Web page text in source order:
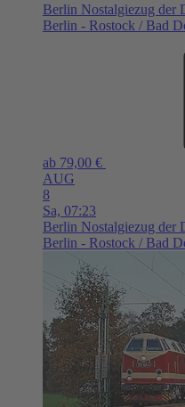
Berlin Nostalgiezug der
Berlin - Rostock / Bad
ab 79,00 €
AUG
8
Sa, 07:23
Berlin Nostalgiezug der
Berlin - Rostock / Bad